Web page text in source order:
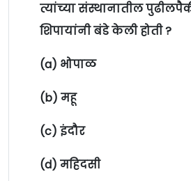
त्यांच्या संस्थानातील
शिपायांनी बंडे केली होती ?
(a) भोपाळ
(b) महू
(c) इंदौर
(d) महिदसी